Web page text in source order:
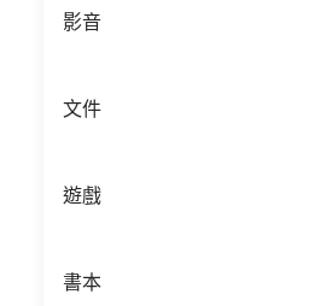
影音
文件
遊戲
書本